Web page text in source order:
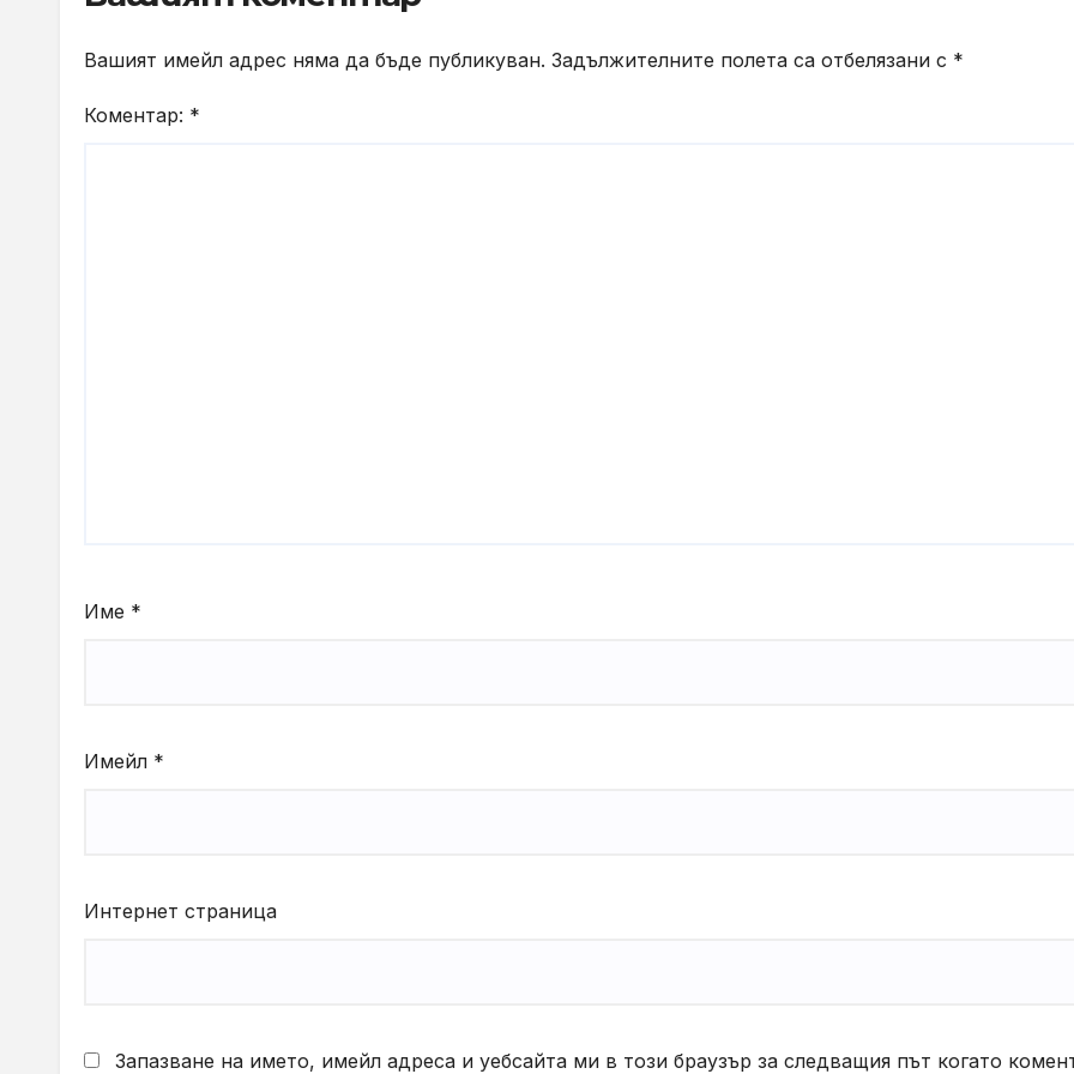
Вашият имейл адрес няма да бъде публикуван. Задължителните полета са отбелязани с *
Коментар: *
Име *
Имейл *
Интернет страница
Запазване на името, имейл адреса и уебсайта ми в този браузър за следващия път когато